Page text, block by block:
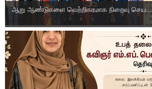
ஆறு ஆண்டுகளை வெற்றிகரமாக நிறைவு செய...